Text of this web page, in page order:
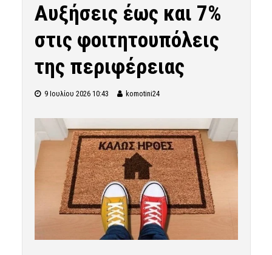
Αυξήσεις έως και 7%
στις φοιτητουπόλεις
της περιφέρειας
9 Ιουλίου 2026 10:43 komotini24